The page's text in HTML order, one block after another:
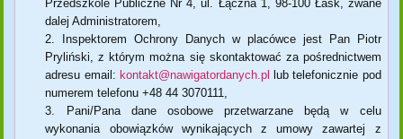
Przedszkole Publiczne Nr 4, ul. Łączna 1, 98-100 Łask, zwane
dalej Administratorem,
Inspektorem Ochrony Danych w placówce jest Pan Piotr
Pryliński, z którym można się skontaktować za pośrednictwem
adresu email: kontakt@nawigatordanych.pl
lub telefonicznie pod
numerem telefonu +48 44 3070111,
Pani/Pana dane osobowe przetwarzane będą w celu
wykonania obowiązków wynikających z umowy zawartej z